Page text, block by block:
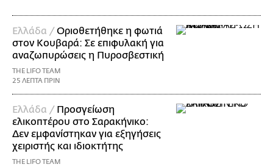
Ελλάδα /Οριοθετήθηκε η φωτιά
στον Κουβαρά: Σε επιφυλακή για
αναζωπυρώσεις η Πυροσβεστική
THE LIFO TEAM
25 ΛΕΠΤΑ ΠΡΙΝ
Ελλάδα / Προσγείωση
ελικοπτέρου στο Σαρακήνικο:
Δεν εμφανίστηκαν για εξηγήσεις
χειριστής και ιδιοκτήτης
THE LIFO TEAM